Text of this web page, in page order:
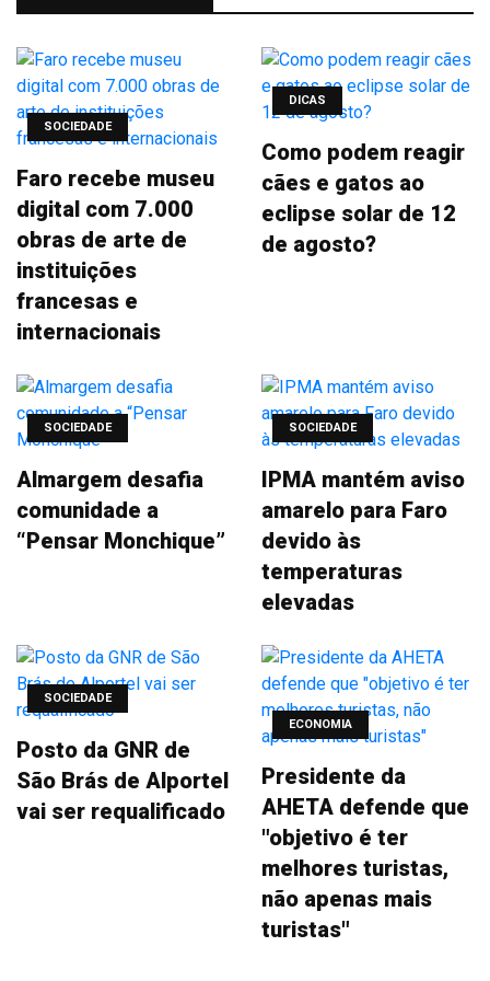
SOCIEDADE
Faro recebe museu
digital com 7.000
obras de arte de
instituições
francesas e
internacionais
DICAS
Como podem reagir
cães e gatos ao
eclipse solar de 12
de agosto?
SOCIEDADE
Almargem desafia
comunidade a
“Pensar Monchique”
SOCIEDADE
IPMA mantém aviso
amarelo para Faro
devido às
temperaturas
elevadas
SOCIEDADE
Posto da GNR de
São Brás de Alportel
vai ser requalificado
ECONOMIA
Presidente da
AHETA defende que
"objetivo é ter
melhores turistas,
não apenas mais
turistas"